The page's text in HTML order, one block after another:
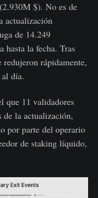
$). No es de
actualización
de 14.249
hasta la fecha. Tras
redujeron rápidamente,
día.
que 11 validadores
de la actualización,
por parte del operario
de staking líquido,